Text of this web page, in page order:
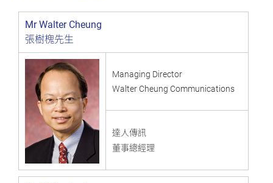
Mr Walter Cheung
張樹槐先生
Managing Director
Walter Cheung Communications
達人傳訊
董事總經理